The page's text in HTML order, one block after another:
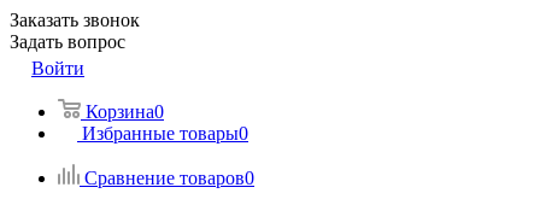
Заказать звонок
Задать вопрос
Войти
Корзина0
Избранные товары0
Сравнение товаров0